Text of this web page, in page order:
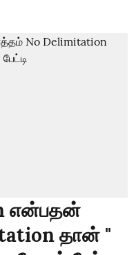
என்பதன்
தான் "